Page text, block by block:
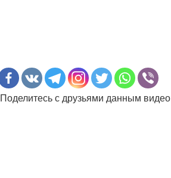
Поделитесь с друзьями данным видео